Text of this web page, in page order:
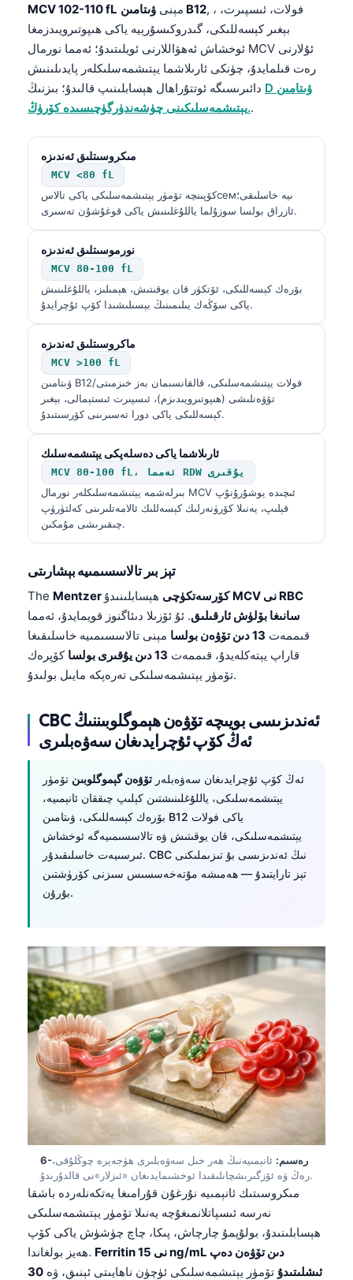
MCV 102-110 fL مېنى ۋىتامىن B12, ، فولات، ئىسپىرت،
بېغىر كېسەللىكى، گىدروكىسۇرېيە ياكى ھىپوتىرويىدزمغا
ئوخشاش ئەھۋاللارنى ئويلىتىدۇ؛ ئەمما نورمال MCV ئۇلارنى
رەت قىلمايدۇ، چۈنكى ئارىلاشما يېتىشمەسلىكلەر پايدىلىنىش
D ۋىتامىن
يېتىشمەسلىكىنى چۈشەندۈرگۈچىسىدە كۆرۈڭ..
مىكروسىتلىق ئەندىزە
MCV <80 fL
كۆپىنچە تۆمۈر يېتىشمەسلىكى ياكى تالاسсемىيە خاسلىقى؛
ئازراق بولسا سوزۇلما ياللۇغلىنىش ياكى قوغۇشۇن تەسىرى.
نورموسىتلىق ئەندىزە
MCV 80-100 fL
بۆرەك كېسەللىكى، ئۆتكۈر قان يوقىتىش، ھېمىلىز، ياللۇغلىنىش
ياكى سۆڭەك يىلىمىنىڭ بېسىلىشىدا كۆپ ئۇچرايدۇ.
ماكروسىتلىق ئەندىزە
MCV >100 fL
ۋىتامىن B12/فولات يېتىشمەسلىكى، قالقانسىمان بەز خىزمىتى
تۆۋەنلىشى (ھىپوتىرويىدىزم)، ئىسپىرت ئىستېمالى، بېغىر
كېسەللىكى ياكى دورا تەسىرىنى كۆرسىتىدۇ.
ئارىلاشما ياكى دەسلەپكى يېتىشمەسلىك
MCV 80-100 fL، ئەمما RDW يۇقىرى
بىرلەشمە يېتىشمەسلىكلەر نورمال MCV ئىچىدە يوشۇرۇنۇپ
قېلىپ، يەنىلا كۆرۈنەرلىك كېسەللىك ئالامەتلىرىنى كەلتۈرۈپ
چىقىرىشى مۇمكىن.
تېز بىر تالاسسىمىيە بېشارىتى
The Mentzer كۆرسەتكۈچىھېسابلىنىدۇ MCV نى RBC
سانىغا بۆلۈش ئارقىلىق. ئۇ ئۆزىلا دىئاگنوز قويمايدۇ، ئەمما
قىممەت 13 دىن تۆۋەن بولسا
مېنى تالاسسىمىيە خاسلىقىغا
قاراپ يېتەكلەيدۇ، قىممەت 13 دىن يۇقىرى بولسا
كۆپرەك
تۆمۈر يېتىشمەسلىكى تەرەپكە مايىل بولىدۇ.
CBC ئەندىزىسى بويىچە تۆۋەن ھېموگلوبىننىڭ
ئەڭ كۆپ ئۇچرايدىغان سەۋەبلىرى
ئەڭ كۆپ ئۇچرايدىغان سەۋەبلەر تۆۋەن گېموگلوبىن تۆمۈر
يېتىشمەسلىكى، ياللۇغلىنىشتىن كېلىپ چىققان ئانېمىيە،
بۆرەك كېسەللىكى، ۋىتامىن B12 ياكى فولات
يېتىشمەسلىكى، قان يوقىتىش ۋە تالاسسىمىيەگە ئوخشاش
ئىرسىيەت خاسلىقىدۇر. CBC نىڭ ئەندىزىسى بۇ تىزىملىكنى
تېز تارايتىدۇ — ھەمىشە مۇتەخەسسىس سىزنى كۆرۈشتىن
بۇرۇن.
6-رەسىم: ئانېمىيەنىڭ ھەر خىل سەۋەبلىرى ھۈجەيرە چوڭلۇقى،
رەڭ ۋە ئۆزگىرىشچانلىقىدا ئوخشىمايدىغان «ئىزلار»نى قالدۇرىدۇ.
مىكروسىتىك ئانېمىيە نۇرغۇن قۇرامىغا يەتكەنلەردە باشقا
نەرسە ئىسپاتلانمىغۇچە يەنىلا تۆمۈر يېتىشمەسلىكى
ھېسابلىنىدۇ، بولۇپمۇ چارچاش، پىكا، چاچ چۈشۈش ياكى كۆپ
ھەيز بولغاندا. Ferritin نى 15 ng/mL دىن تۆۋەن دەپ
ئىشلىتىدۇ تۆمۈر يېتىشمەسلىكى ئۈچۈن ناھايىتى ئېنىق، ۋە 30
پښتو
سنڌي
සිංහල
অসমীয়া
Galego
Latviešu valoda
Македонски јазик
Euskara
Gàidhlig
Occitan
العربية المغربية
Afrikaans
Basa Jawa
Cebuano
Кыргызча
Татар теле
Беларуская мова
Esperanto
Frysk
Norsk bokmål